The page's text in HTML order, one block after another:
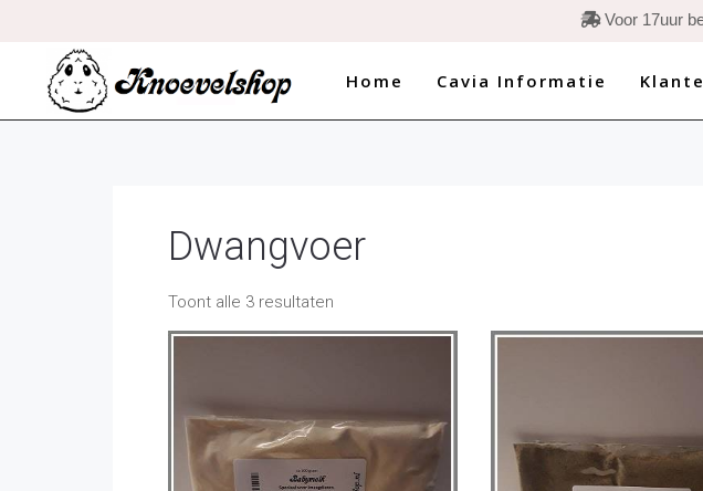
Voor 17uur
Home Cavia Informatie
Dwangvoer
Toont alle 3 resultaten